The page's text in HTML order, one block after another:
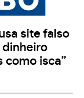
site falso
dinheiro
como isca”